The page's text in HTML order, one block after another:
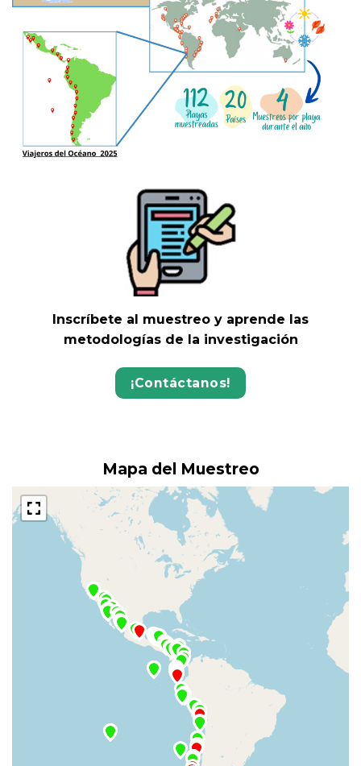
Inscríbete al muestreo y aprende las
metodologías de la investigación
¡Contáctanos!
Mapa del Muestreo